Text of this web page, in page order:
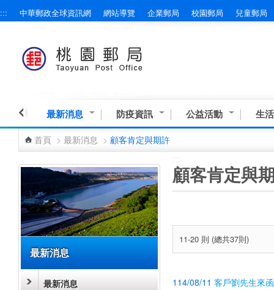
跳到主要內容區塊
::: 中華郵政全球資訊網 網站導覽 企業郵局 校園郵局 兒童郵局
最新消息 防疫資訊 公益活動 生
首頁 > 最新消息 > 顧客肯定與期許
最新消息
最新消息
顧客肯定與
11-20 則 (總共37則)
114/08/11 客戶劉先生來